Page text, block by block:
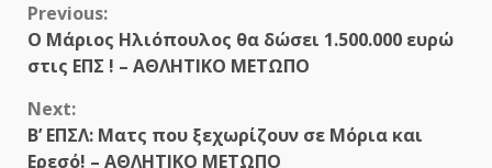
Continue
Reading
Previous:
Ο Μάριος Ηλιόπουλος θα δώσει 1.500.000 ευρώ
στις ΕΠΣ ! – ΑΘΛΗΤΙΚΟ ΜΕΤΩΠΟ
Next:
Β’ ΕΠΣΛ: Ματς που ξεχωρίζουν σε Μόρια και
Ερεσό! – ΑΘΛΗΤΙΚΟ ΜΕΤΩΠΟ